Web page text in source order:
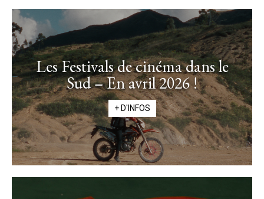
Les Festivals de cinéma dans le
Sud – En avril 2026 !
+ D'INFOS